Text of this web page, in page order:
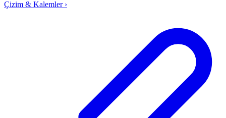
Çizim & Kalemler ›